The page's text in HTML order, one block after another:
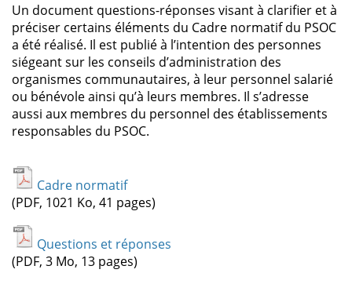
Un document questions-réponses visant à clarifier et à
préciser certains éléments du Cadre normatif du PSOC
a été réalisé. Il est publié à l’intention des personnes
siégeant sur les conseils d’administration des
organismes communautaires, à leur personnel salarié
ou bénévole ainsi qu’à leurs membres. Il s’adresse
aussi aux membres du personnel des établissements
responsables du PSOC.
Cadre normatif
(PDF, 1021 Ko, 41 pages)
Questions et réponses
(PDF, 3 Mo, 13 pages)